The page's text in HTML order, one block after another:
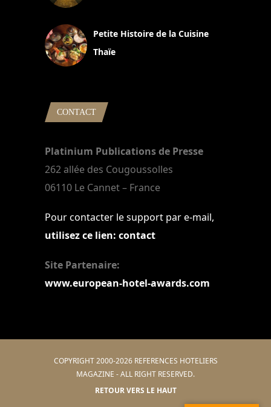
Petite Histoire de la Cuisine
Thaïe
CONTACT
Platinium Publications de Presse
262 allée des Cougoussolles
06110 Le Cannet – France
Pour contacter le support par e-mail,
utilisez ce lien: contact
Site Partenaire:
www.european-hotel-awards.com
COPYRIGHT 2000-2026 REFERENCES HOTELIERS
MAGAZINE - ALL RIGHT RESERVED.
RETOUR VERS LE HAUT